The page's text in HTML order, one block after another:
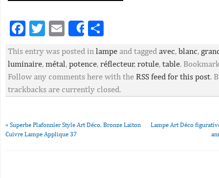
Facebook
Twitter
EmailShare
This entry was posted in lampe and tagged avec, blanc,
luminaire, métal, potence, réflecteur, rotule, table.
Follow any comments here with the RSS feed for this post.
trackbacks are currently closed.
« Superbe Plafonnier Style Art Déco, Bronze Laiton
Cuivre Lampe Applique 37
Lampe Art Déco